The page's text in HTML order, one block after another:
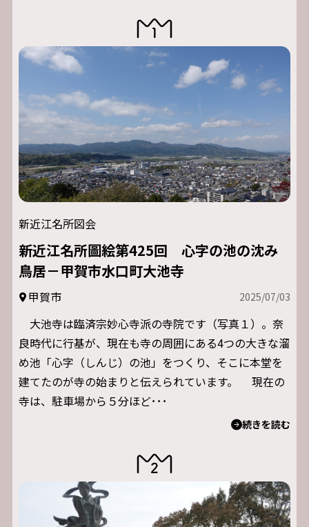
新近江名所図会
新近江名所圖絵第425回 心字の池の沈み
鳥居－甲賀市水口町大池寺
甲賀市 2025/07/03
大池寺は臨済宗妙心寺派の寺院です（写真１）。奈
良時代に行基が、現在も寺の周囲にある4つの大きな溜
め池「心字（しんじ）の池」をつくり、そこに本堂を
建てたのが寺の始まりと伝えられています。 現在の
寺は、駐車場から５分ほど･･･
続きを読む